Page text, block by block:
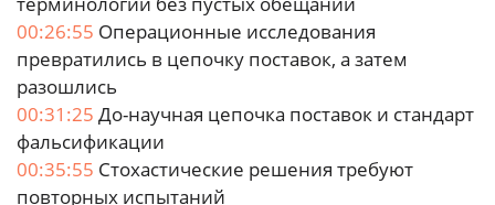
00:26:55 Операционные исследования
превратились в цепочку поставок, а затем
разошлись
00:31:25 До-научная цепочка поставок и стандарт
фальсификации
00:35:55 Стохастические решения требуют
повторных испытаний